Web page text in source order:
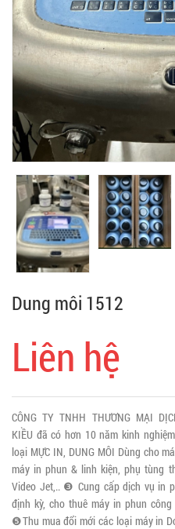
Dung môi 1512
Liên hệ
CÔNG TY TNHH THƯƠNG MẠI
KIỀU đã có hơn 10 năm kinh
loại MỰC IN, DUNG MÔI Dùng cho
máy in phun & linh kiện, phụ tùng
Video Jet,.. ❸ Cung cấp dịch vụ in
định kỳ, cho thuê máy in phun
❺Thu mua đổi mới các loại máy in